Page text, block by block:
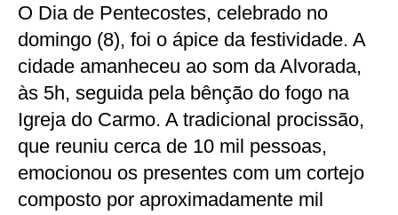
O Dia de Pentecostes, celebrado no
domingo (8), foi o ápice da festividade. A
cidade amanheceu ao som da Alvorada,
às 5h, seguida pela bênção do fogo na
Igreja do Carmo. A tradicional procissão,
que reuniu cerca de 10 mil pessoas,
emocionou os presentes com um cortejo
composto por aproximadamente mil